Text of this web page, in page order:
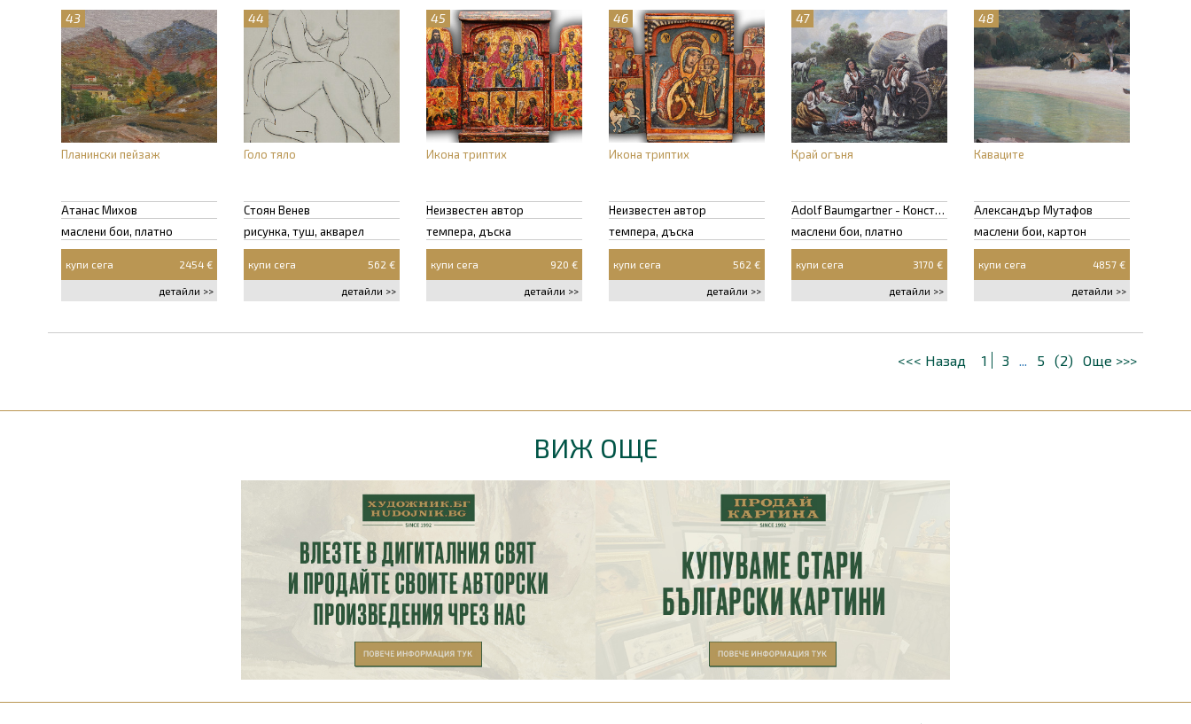
43
Планински пейзаж
Атанас Михов
маслени бои, платно
купи сега 2454 €
детайли >>
44
Голо тяло
Стоян Венев
рисунка, туш, акварел
купи сега 562 €
детайли >>
45
Икона триптих
Неизвестен автор
темпера, дъска
купи сега 920 €
детайли >>
46
Икона триптих
Неизвестен автор
темпера, дъска
купи сега 562 €
детайли >>
47
Край огъня
Adolf Baumgartner - Константин Стоилов
маслени бои, платно
купи сега 3170 €
детайли >>
48
Каваците
Александър Мутафов
маслени бои, картон
купи сега 4857 €
детайли >>
<<< Назад 1 3 ... 5 (2) Още >>>
ВИЖ ОЩЕ